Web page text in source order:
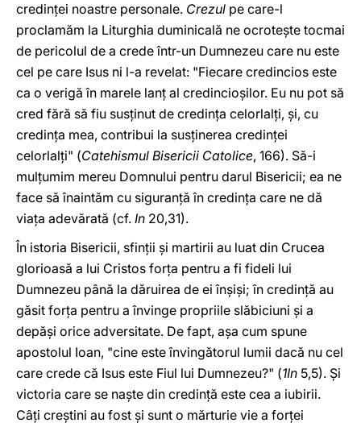
credinţei noastre personale. Crezul pe care-l
proclamăm la Liturghia duminicală ne ocroteşte tocmai
de pericolul de a crede într-un Dumnezeu care nu este
cel pe care Isus ni l-a revelat: "Fiecare credincios este
ca o verigă în marele lanţ al credincioşilor. Eu nu pot să
cred fără să fiu susţinut de credinţa celorlalţi, şi, cu
credinţa mea, contribui la susţinerea credinţei
celorlalţi" (Catehismul Bisericii Catolice, 166). Să-i
mulţumim mereu Domnului pentru darul Bisericii; ea ne
face să înaintăm cu siguranţă în credinţa care ne dă
viaţa adevărată (cf. In 20,31).
În istoria Bisericii, sfinţii şi martirii au luat din Crucea
glorioasă a lui Cristos forţa pentru a fi fideli lui
Dumnezeu până la dăruirea de ei înşişi; în credinţă au
găsit forţa pentru a învinge propriile slăbiciuni şi a
depăşi orice adversitate. De fapt, aşa cum spune
apostolul Ioan, "cine este învingătorul lumii dacă nu cel
care crede că Isus este Fiul lui Dumnezeu?" (1In 5,5). Şi
victoria care se naşte din credinţă este cea a iubirii.
Câţi creştini au fost şi sunt o mărturie vie a forţei